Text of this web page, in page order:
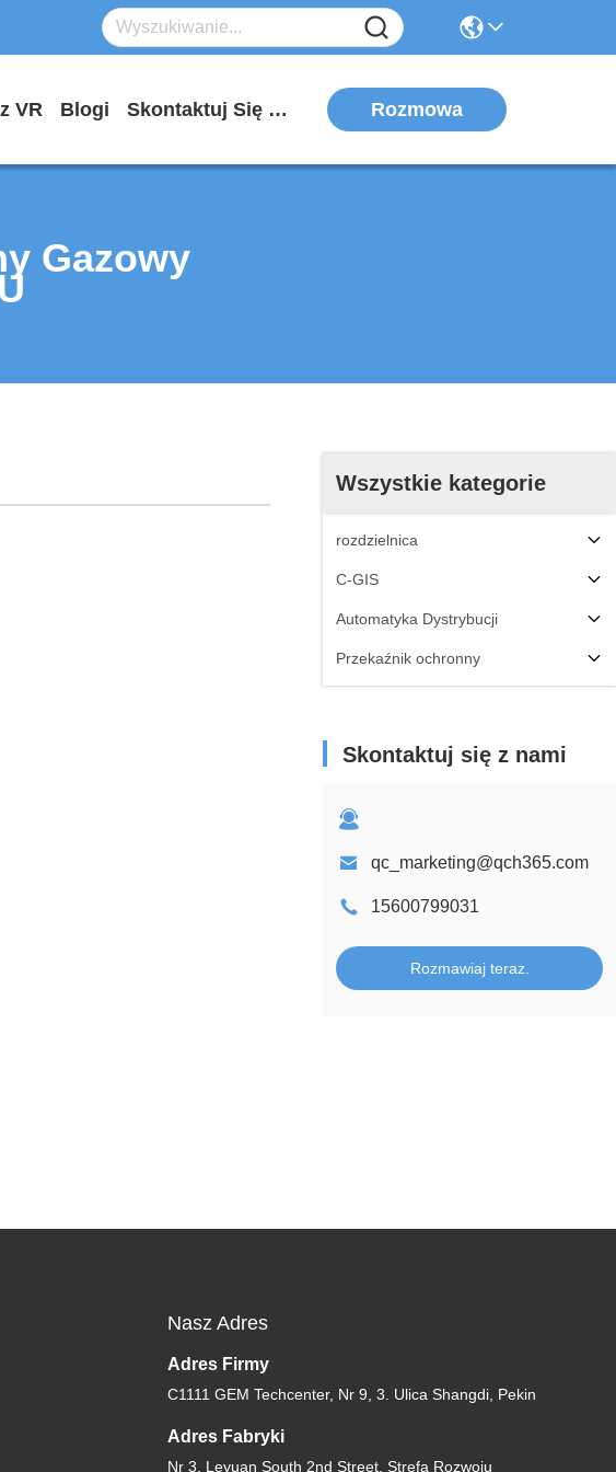
VR Blogi Skontaktuj Się Z Nami Rozmowa
Gazowy
Wszystkie kategorie
rozdzielnica
C-GIS
Automatyka Dystrybucji
Przekaźnik ochronny
Skontaktuj się z nami
qc_marketing@qch365.com
15600799031
Rozmawiaj teraz.
Nasz Adres
Adres Firmy
C1111 GEM Techcenter, Nr 9, 3. Ulica Shangdi, Pekin
Adres Fabryki
Nr 3, Leyuan South 2nd Street, Strefa Rozwoju